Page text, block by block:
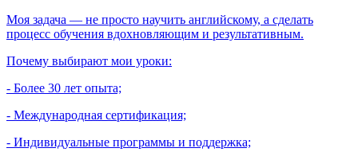
Моя задача — не просто научить английскому, а сделать
процесс обучения вдохновляющим и результативным.
Почему выбирают мои уроки:
- Более 30 лет опыта;
- Международная сертификация;
- Индивидуальные программы и поддержка;